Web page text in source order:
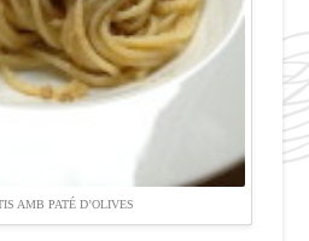
AMB PATÉ D’OLIVES